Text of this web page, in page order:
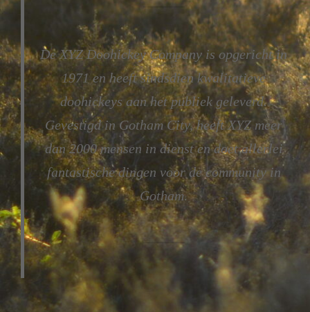
De XYZ Doohickey Company is opgericht in
1971 en heeft sindsdien kwalitatieve
doohickeys aan het publiek geleverd.
Gevestigd in Gotham City, heeft XYZ meer
dan 2000 mensen in dienst en doet allerlei
fantastische dingen voor de community in
Gotham.